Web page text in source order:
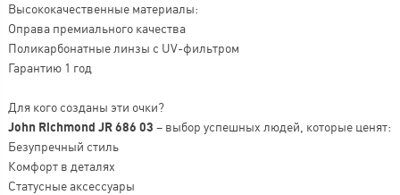
Высококачественные материалы:
Оправа премиального качества
Поликарбонатные линзы с UV-фильтром
Гарантию 1 год
Для кого созданы эти очки?
John Richmond JR 686 03 – выбор успешных людей, которые ценят:
Безупречный стиль
Комфорт в деталях
Статусные аксессуары